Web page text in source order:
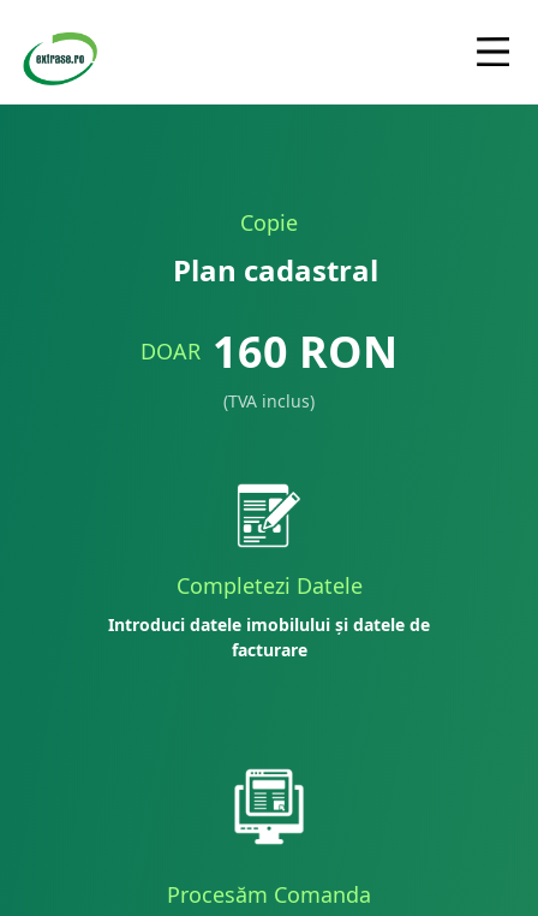
Copie
Plan cadastral
DOAR 160 RON
(TVA inclus)
Completezi Datele
Introduci datele imobilului și datele de
facturare
Procesăm Comanda